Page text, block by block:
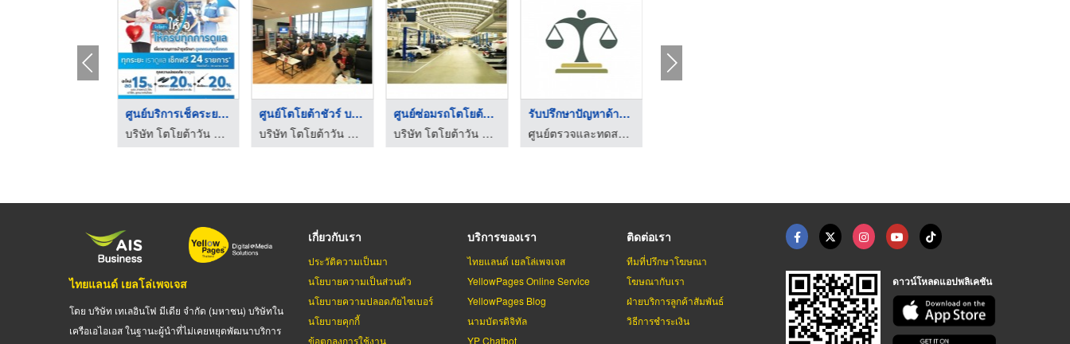
ศูนย์บริการเช็คระยะโ ...
บริษัท โตโยต้าวัน จำกัด
ศูนย์โตโยต้าชัวร์ บา ...
บริษัท โตโยต้าวัน จำกัด
ศูนย์ซ่อมรถโตโยต้าวั ...
บริษัท โตโยต้าวัน จำกัด
รับปรึกษาปัญหาด้านกฎ ...
ศูนย์ตรวจและทดสอบรถยนต์ใช้ก๊าซชลบุรี
ไทยแลนด์ เยลโล่เพจเจส
โดย บริษัท เทเลอินโฟ มีเดีย จำกัด (มหาชน) บริษัทใน
เครือเอไอเอส ในฐานะผู้นำที่ไม่เคยหยุดพัฒนาบริการ
เกี่ยวกับเรา
ประวัติความเป็นมา
นโยบายความเป็นส่วนตัว
นโยบายความปลอดภัยไซเบอร์
นโยบายคุกกี้
ข้อตกลงการใช้งาน
บริการของเรา
ไทยแลนด์ เยลโล่เพจเจส
YellowPages Online Service
YellowPages Blog
นามบัตรดิจิทัล
YP Chatbot
ติดต่อเรา
ทีมที่ปรึกษาโฆษณา
โฆษณากับเรา
ฝ่ายบริการลูกค้าสัมพันธ์
วิธีการชำระเงิน
ดาวน์โหลดแอปพลิเคชัน